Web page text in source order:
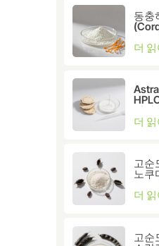
동충
더
성
프리
더
고순
노쿠
66-
성
더
고순